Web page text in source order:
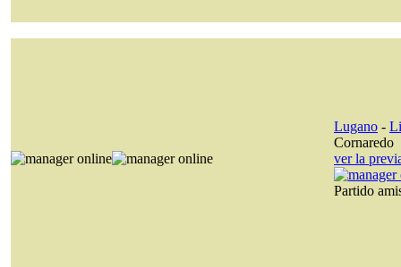
Lugano -
Cornaredo
ver la
Partido